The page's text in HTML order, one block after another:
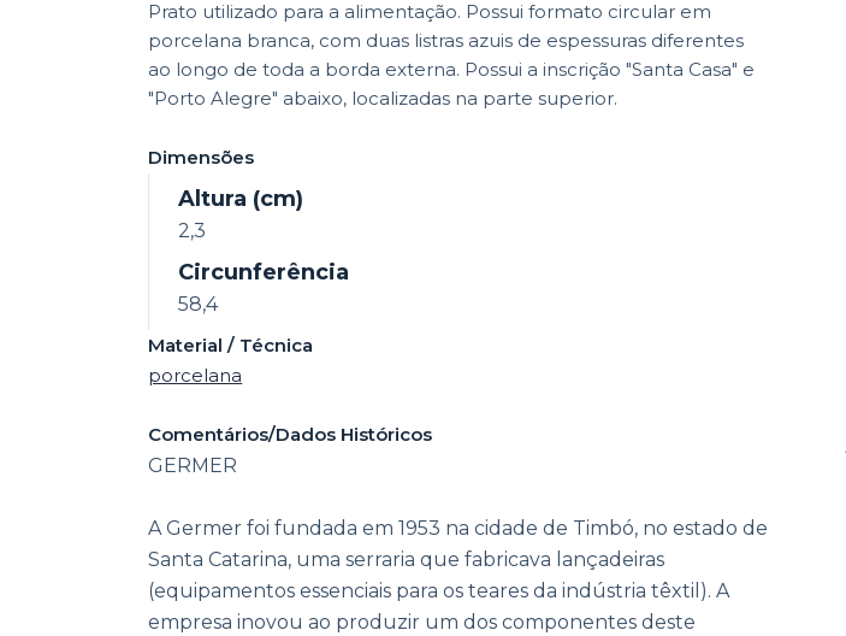
Prato utilizado para a alimentação. Possui formato circular em
porcelana branca, com duas listras azuis de espessuras diferentes
ao longo de toda a borda externa. Possui a inscrição "Santa Casa" e
"Porto Alegre" abaixo, localizadas na parte superior.
Dimensões
Altura (cm)
2,3
Circunferência
58,4
Material / Técnica
porcelana
Comentários/Dados Históricos
GERMER
A Germer foi fundada em 1953 na cidade de Timbó, no estado de
Santa Catarina, uma serraria que fabricava lançadeiras
(equipamentos essenciais para os teares da indústria têxtil). A
empresa inovou ao produzir um dos componentes deste